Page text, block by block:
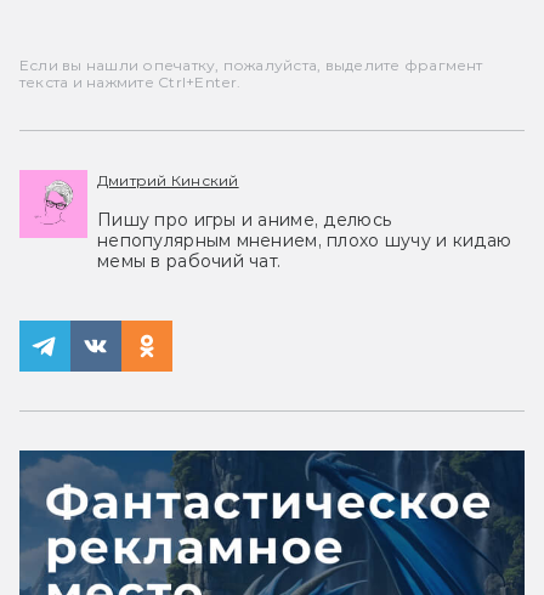
Если вы нашли опечатку, пожалуйста, выделите фрагмент
текста и нажмите Ctrl+Enter.
Дмитрий Кинский
Пишу про игры и аниме, делюсь
непопулярным мнением, плохо шучу и кидаю
мемы в рабочий чат.